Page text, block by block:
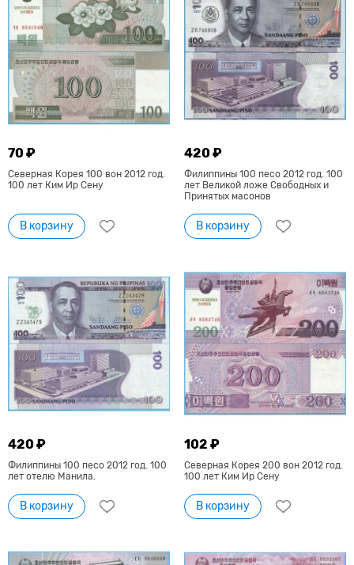
70 ₽
Северная Корея 100 вон 2012 год.
100 лет Ким Ир Сену
В корзину
420 ₽
Филиппины 100 песо 2012 год. 100
лет Великой ложе Свободных и
Принятых масонов
В корзину
420 ₽
Филиппины 100 песо 2012 год. 100
лет отелю Манила.
В корзину
102 ₽
Северная Корея 200 вон 2012 год.
100 лет Ким Ир Сену
В корзину